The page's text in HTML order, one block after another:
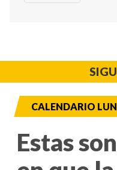
CALENDARIO
Estas